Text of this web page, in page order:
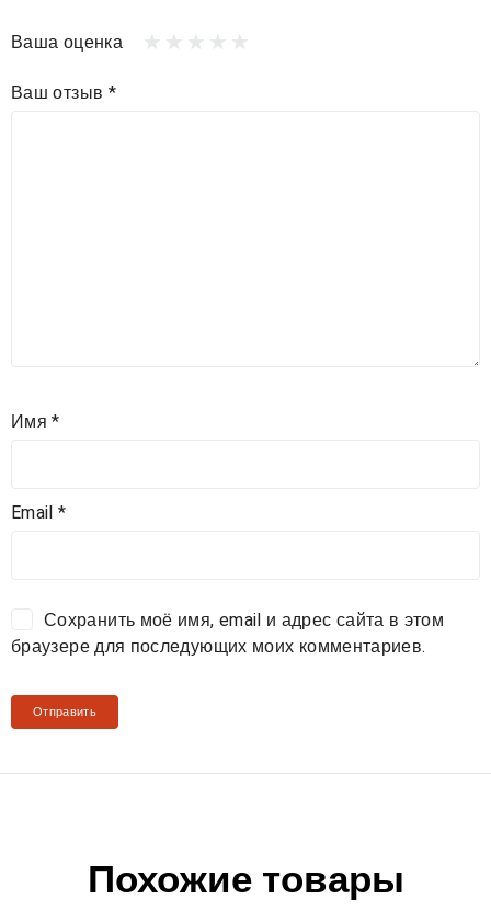
Ваша оценка
Ваш отзыв *
Имя*
Email*
Сохранить моё имя, email и адрес сайта в этом
браузере для последующих моих комментариев.
Похожие товары